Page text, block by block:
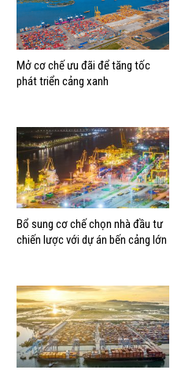
Mở cơ chế ưu đãi để tăng tốc
phát triển cảng xanh
Bổ sung cơ chế chọn nhà đầu tư
chiến lược với dự án bến cảng lớn